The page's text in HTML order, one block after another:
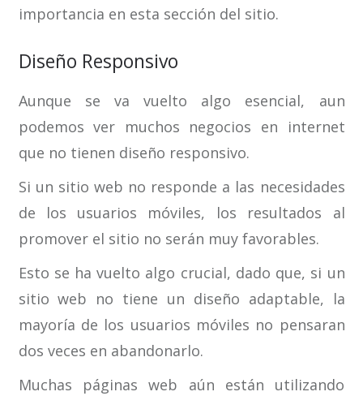
importancia en esta sección del sitio.
Diseño Responsivo
Aunque se va vuelto algo esencial, aun
podemos ver muchos negocios en internet
que no tienen diseño responsivo.
Si un sitio web no responde a las necesidades
de los usuarios móviles, los resultados al
promover el sitio no serán muy favorables.
Esto se ha vuelto algo crucial, dado que, si un
sitio web no tiene un diseño adaptable, la
mayoría de los usuarios móviles no pensaran
dos veces en abandonarlo.
Muchas páginas web aún están utilizando